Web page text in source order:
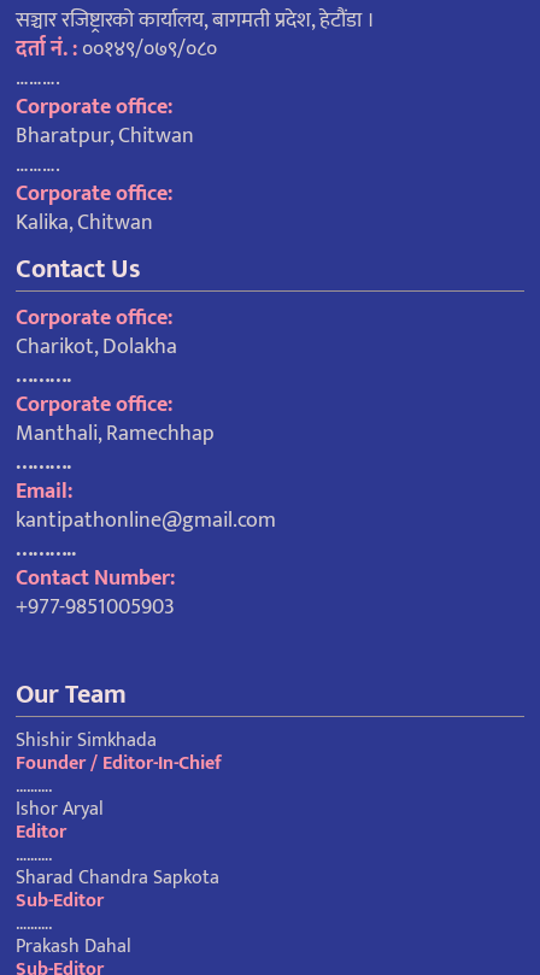
सञ्चार रजिष्ट्रारको कार्यालय, बागमती प्रदेश, हेटौंडा ।
दर्ता नं. :००१४९/०७९/०८०
……….
Corporate office:
Bharatpur, Chitwan
……….
Corporate office:
Kalika, Chitwan
Contact Us
Corporate office:
Charikot, Dolakha
……….
Corporate office:
Manthali, Ramechhap
……….
Email:
kantipathonline@gmail.com
………..
Contact Number:
+977-9851005903
Our Team
Shishir Simkhada
Founder / Editor-In-Chief
……….
Ishor Aryal
Editor
……….
Sharad Chandra Sapkota
Sub-Editor
……….
Prakash Dahal